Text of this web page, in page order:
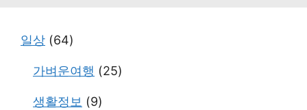
일상 (64)
가벼운여행 (25)
생활정보 (9)